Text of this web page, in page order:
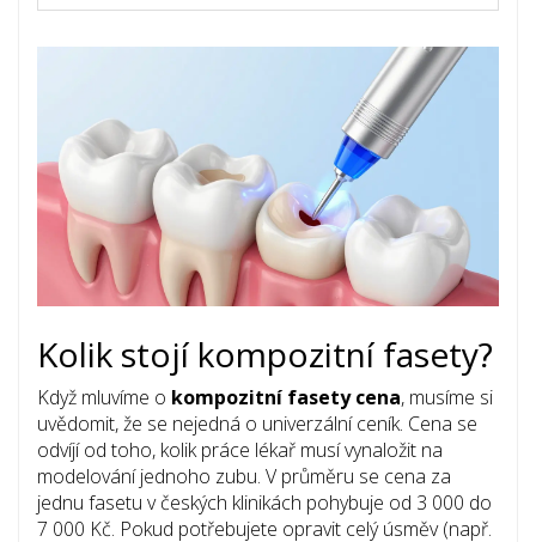
Kolik stojí kompozitní fasety?
Když mluvíme o kompozitní fasety cena, musíme si
uvědomit, že se nejedná o univerzální ceník. Cena se
odvíjí od toho, kolik práce lékař musí vynaložit na
modelování jednoho zubu. V průměru se cena za
jednu fasetu v českých klinikách pohybuje od 3 000 do
7 000 Kč. Pokud potřebujete opravit celý úsměv (např.